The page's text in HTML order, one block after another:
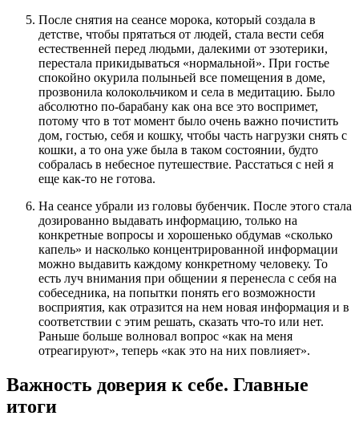
После снятия на сеансе морока, который создала в
детстве, чтобы прятаться от людей, стала вести себя
естественней перед людьми, далекими от эзотерики,
перестала прикидываться «нормальной». При гостье
спокойно окурила полыньей все помещения в доме,
прозвонила колокольчиком и села в медитацию. Было
абсолютно по-барабану как она все это воспримет,
потому что в тот момент было очень важно почистить
дом, гостью, себя и кошку, чтобы часть нагрузки снять с
кошки, а то она уже была в таком состоянии, будто
собралась в небесное путешествие. Расстаться с ней я
еще как-то не готова.
На сеансе убрали из головы бубенчик. После этого стала
дозированно выдавать информацию, только на
конкретные вопросы и хорошенько обдумав «сколько
капель» и насколько концентрированной информации
можно выдавить каждому конкретному человеку. То
есть луч внимания при общении я перенесла с себя на
собеседника, на попытки понять его возможности
восприятия, как отразится на нем новая информация и в
соответствии с этим решать, сказать что-то или нет.
Раньше больше волновал вопрос «как на меня
отреагируют», теперь «как это на них повлияет».
Важность доверия к себе. Главные
итоги